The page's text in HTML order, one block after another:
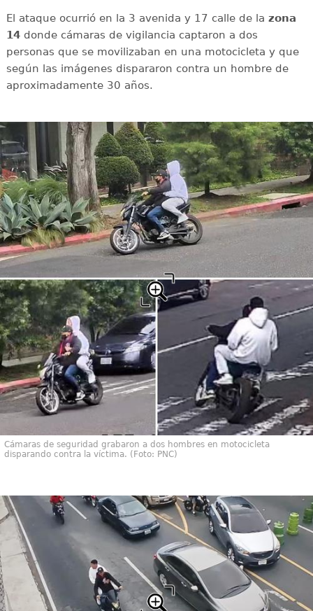
El ataque ocurrió en la 3 avenida y 17 calle de la zona
14donde cámaras de vigilancia captaron a dos
personas que se movilizaban en una motocicleta y que
según las imágenes dispararon contra un hombre de
aproximadamente 30 años.
Cámaras de seguridad grabaron a dos hombres en motocicleta
disparando contra la víctima. (Foto: PNC)